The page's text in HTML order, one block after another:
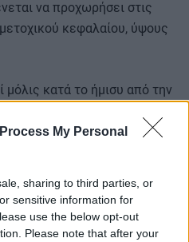
My Personal
sharing to third parties, or
sensitive information for
use the below opt-out
Please note that after your
να προχωρήσει στις
κεφαλαίου, ύψους
κατά το ήμισυ από την
κανονισμό του ΧΑ. Πέραν
το επενδυτικό της πλάνο με
αναπτύξεις.
επενδύσεις της τάξης